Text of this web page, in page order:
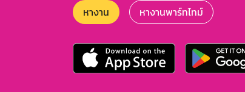
หางาน หางานพาร์ทไทม์